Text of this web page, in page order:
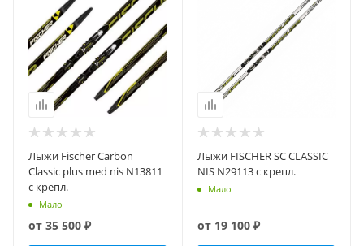
Лыжи Fischer Carbon
Classic plus med nis N13811
с крепл.
Мало
от 35 500 ₽
Лыжи FISCHER SC CLASSIC
NIS N29113 с крепл.
Мало
от 19 100 ₽